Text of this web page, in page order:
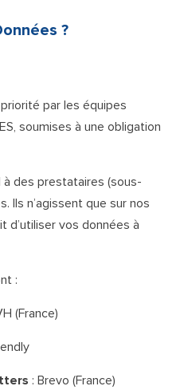
?
par les équipes
soumises à une obligation
des prestataires (sous-
Ils n’agissent que sur nos
d’utiliser vos données à
:
(France)
: Brevo (France)